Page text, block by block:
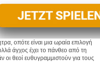
οπότε είναι μια ωραία επιλογή
άγχος έχει το πάνθεο από τη
θεοί ευθυγραμμιστούν για τους